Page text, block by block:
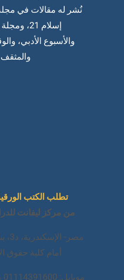
نُشر له مقالات في
إسلام 21، ومجلة شباب لك
والأسبوع الأدبي،
تطلب الكتب
من مركز ليفانت
مصر- الإسكندرية، د3، بناء 44، ش سوتر
أمام كلية حقوق